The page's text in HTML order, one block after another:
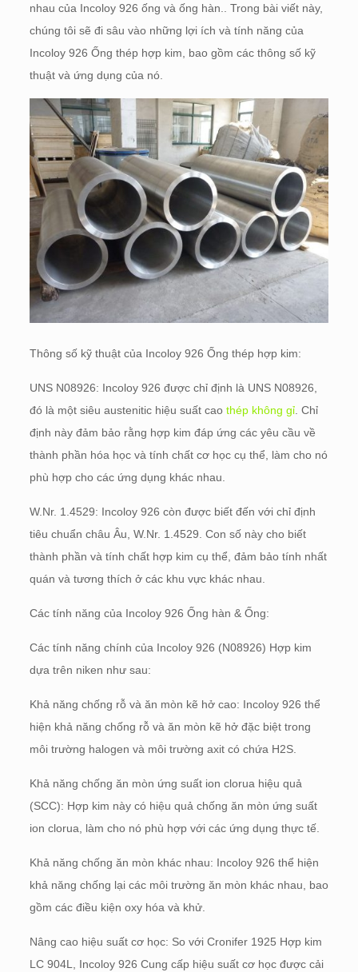
nhau của Incoloy 926 ống và ống hàn.. Trong bài viết này,
chúng tôi sẽ đi sâu vào những lợi ích và tính năng của
Incoloy 926 Ống thép hợp kim, bao gồm các thông số kỹ
thuật và ứng dụng của nó.
Thông số kỹ thuật của Incoloy 926 Ống thép hợp kim:
UNS N08926: Incoloy 926 được chỉ định là UNS N08926,
đó là một siêu austenitic hiệu suất cao thép không gỉ. Chỉ
định này đảm bảo rằng hợp kim đáp ứng các yêu cầu về
thành phần hóa học và tính chất cơ học cụ thể, làm cho nó
phù hợp cho các ứng dụng khác nhau.
W.Nr. 1.4529: Incoloy 926 còn được biết đến với chỉ định
tiêu chuẩn châu Âu, W.Nr. 1.4529. Con số này cho biết
thành phần và tính chất hợp kim cụ thể, đảm bảo tính nhất
quán và tương thích ở các khu vực khác nhau.
Các tính năng của Incoloy 926 Ống hàn & Ống:
Các tính năng chính của Incoloy 926 (N08926) Hợp kim
dựa trên niken như sau:
Khả năng chống rỗ và ăn mòn kẽ hở cao: Incoloy 926 thể
hiện khả năng chống rỗ và ăn mòn kẽ hở đặc biệt trong
môi trường halogen và môi trường axit có chứa H2S.
Khả năng chống ăn mòn ứng suất ion clorua hiệu quả
(SCC): Hợp kim này có hiệu quả chống ăn mòn ứng suất
ion clorua, làm cho nó phù hợp với các ứng dụng thực tế.
Khả năng chống ăn mòn khác nhau: Incoloy 926 thể hiện
khả năng chống lại các môi trường ăn mòn khác nhau, bao
gồm các điều kiện oxy hóa và khử.
Nâng cao hiệu suất cơ học: So với Cronifer 1925 Hợp kim
LC 904L, Incoloy 926 Cung cấp hiệu suất cơ học được cải